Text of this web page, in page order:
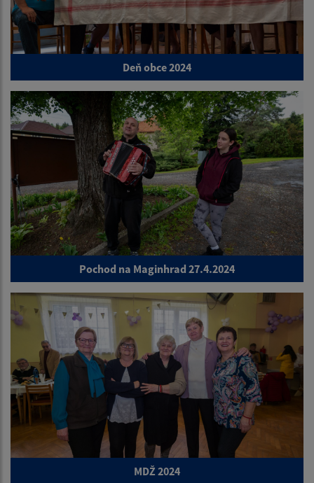
Deň obce 2024
Pochod na Maginhrad 27.4.2024
MDŽ 2024